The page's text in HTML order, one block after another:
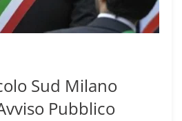
Sud Milano
Pubblico